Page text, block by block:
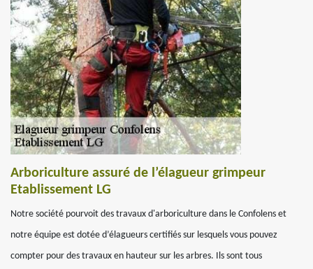
Arboriculture assuré de l’élagueur grimpeur
Etablissement LG
Notre société pourvoit des travaux d'arboriculture dans le Confolens et
notre équipe est dotée d’élagueurs certifiés sur lesquels vous pouvez
compter pour des travaux en hauteur sur les arbres. Ils sont tous